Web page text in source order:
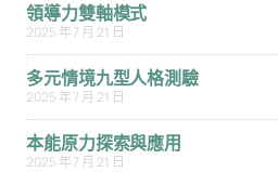
領導力雙軸模式
2025 年 7 月 21 日
多元情境九型人格測驗
2025 年 7 月 21 日
本能原力探索與應用
2025 年 7 月 21 日